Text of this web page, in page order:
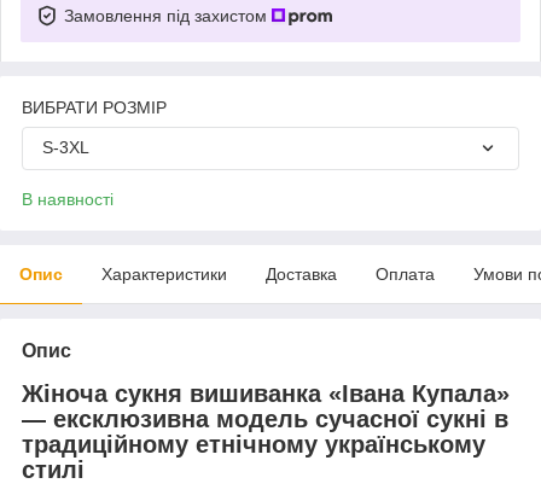
Замовлення під захистом
ВИБРАТИ РОЗМІР
S-3XL
В наявності
Опис Характеристики Доставка Оплата Умови
Опис
Жіноча сукня вишиванка «Івана Купала»
— ексклюзивна модель сучасної сукні в
традиційному етнічному українському
стилі